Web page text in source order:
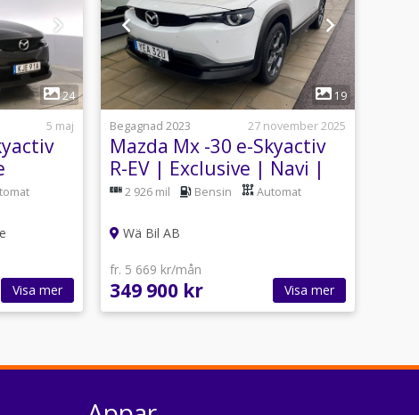
24
5 maj
Visa mer
1
19
Begagnad 2023
27 november 2025
Mazda Mx -30 e-Skyactiv
R-EV | Exclusive | Navi |
Kamera | Moms
2 926 mil Bensin Automat
Wä Bil AB
fr. 5 669 kr/mån
349 900 kr Visa mer